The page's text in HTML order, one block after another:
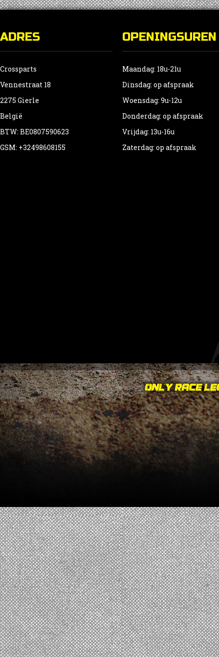
ADRES
Crossparts
Vennestraat 18
2275 Gierle
België
BTW: BE0807590623
GSM: +32498608155
OPENINGSUREN
Maandag: 18u-21u
Dinsdag: op afspraak
Woensdag: 9u-12u
Donderdag: op afspraak
Vrijdag: 13u-16u
Zaterdag: op afspraak